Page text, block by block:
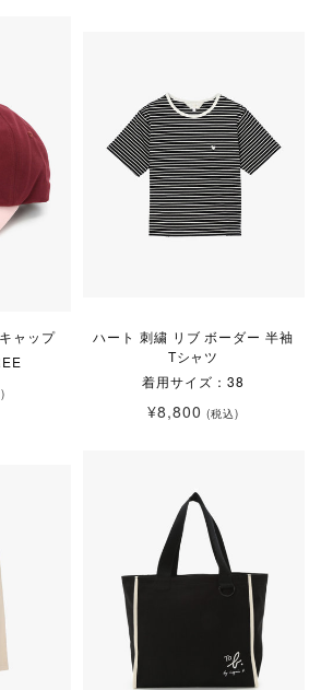
ャップ
ハート 刺繍 リブ ボーダー 半袖
Tシャツ
着用サイズ：38
¥8,800(税込)